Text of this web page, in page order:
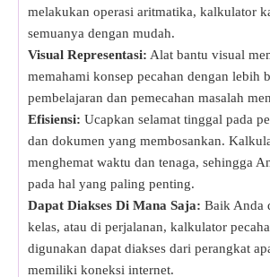
melakukan operasi aritmatika, kalkulator
semuanya dengan mudah.
Visual Representasi: Alat bantu visual
memahami konsep pecahan dengan lebih
pembelajaran dan pemecahan masalah
Efisiensi: Ucapkan selamat tinggal pada
dan dokumen yang membosankan.
menghemat waktu dan tenaga, sehingga
pada hal yang paling penting.
Dapat Diakses Di Mana Saja: Baik Anda
kelas, atau di perjalanan, kalkulator
digunakan dapat diakses dari perangkat
memiliki koneksi internet.